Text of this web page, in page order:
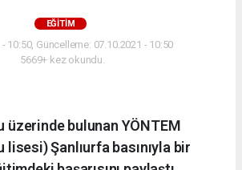
EĞITIM
10:50, Güncelleme: 07.10.2021 - 10:50
5669+ kez okundu.
üzerinde bulunan YÖNTEM
lisesi) Şanlıurfa basınıyla bir